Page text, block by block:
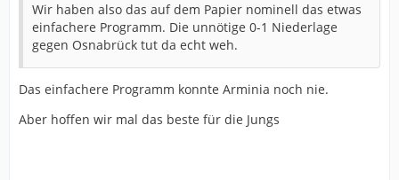
Wir haben also das auf dem Papier nominell das etwas
einfachere Programm. Die unnötige 0-1 Niederlage
gegen Osnabrück tut da echt weh.
Das einfachere Programm konnte Arminia noch nie.
Aber hoffen wir mal das beste für die Jungs